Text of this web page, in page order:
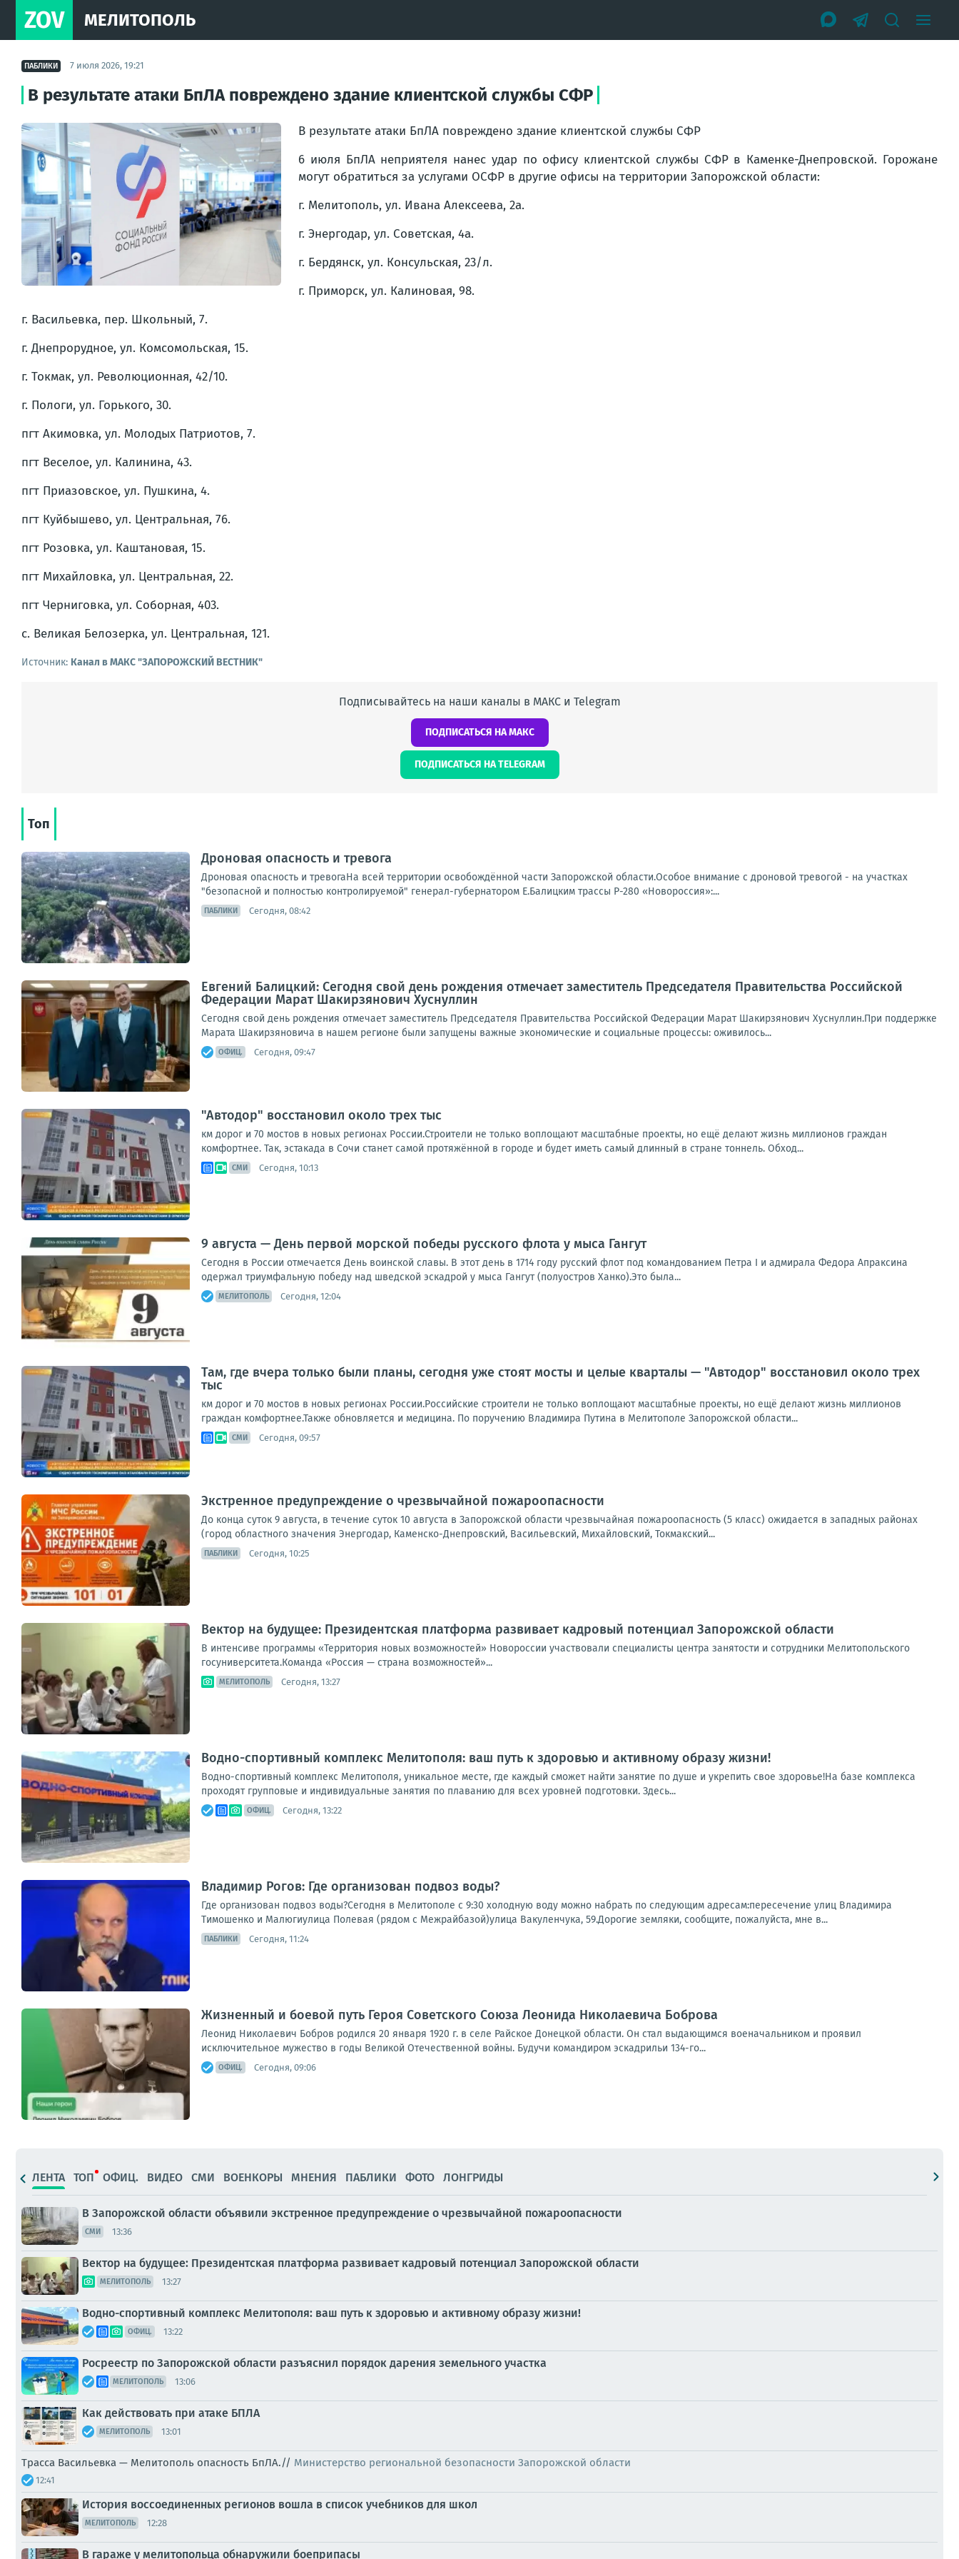
ZOV МЕЛИТОПОЛЬ
ПАБЛИКИ 7 июля 2026, 19:21
В результате атаки БпЛА повреждено здание клиентской службы СФР
В результате атаки БпЛА повреждено здание клиентской службы СФР
6 июля БпЛА неприятеля нанес удар по офису клиентской службы СФР в Каменке-Днепровской. Горожане
могут обратиться за услугами ОСФР в другие офисы на территории Запорожской области:
г. Мелитополь, ул. Ивана Алексеева, 2а.
г. Энергодар, ул. Советская, 4а.
г. Бердянск, ул. Консульская, 23/л.
г. Приморск, ул. Калиновая, 98.
г. Васильевка, пер. Школьный, 7.
г. Днепрорудное, ул. Комсомольская, 15.
г. Токмак, ул. Революционная, 42/10.
г. Пологи, ул. Горького, 30.
пгт Акимовка, ул. Молодых Патриотов, 7.
пгт Веселое, ул. Калинина, 43.
пгт Приазовское, ул. Пушкина, 4.
пгт Куйбышево, ул. Центральная, 76.
пгт Розовка, ул. Каштановая, 15.
пгт Михайловка, ул. Центральная, 22.
пгт Черниговка, ул. Соборная, 403.
с. Великая Белозерка, ул. Центральная, 121.
Источник: Канал в МАКС "ЗАПОРОЖСКИЙ ВЕСТНИК"
Подписывайтесь на наши каналы в МАКС и Telegram
ПОДПИСАТЬСЯ НА МАКС
ПОДПИСАТЬСЯ НА TELEGRAM
Топ
Дроновая опасность и тревога
Дроновая опасность и тревогаНа всей территории освобождённой части Запорожской области.Особое внимание с дроновой тревогой - на участках
"безопасной и полностью контролируемой" генерал-губернатором Е.Балицким трассы Р-280 «Новороссия»:...
ПАБЛИКИ Сегодня, 08:42
Евгений Балицкий: Сегодня свой день рождения отмечает заместитель Председателя Правительства Российской
Федерации Марат Шакирзянович Хуснуллин
Сегодня свой день рождения отмечает заместитель Председателя Правительства Российской Федерации Марат Шакирзянович Хуснуллин.При поддержке
Марата Шакирзяновича в нашем регионе были запущены важные экономические и социальные процессы: оживилось...
ОФИЦ. Сегодня, 09:47
"Автодор" восстановил около трех тыс
км дорог и 70 мостов в новых регионах России.Строители не только воплощают масштабные проекты, но ещё делают жизнь миллионов граждан
комфортнее. Так, эстакада в Сочи станет самой протяжённой в городе и будет иметь самый длинный в стране тоннель. Обход...
СМИ Сегодня, 10:13
9 августа — День первой морской победы русского флота у мыса Гангут
Сегодня в России отмечается День воинской славы. В этот день в 1714 году русский флот под командованием Петра I и адмирала Федора Апраксина
одержал триумфальную победу над шведской эскадрой у мыса Гангут (полуостров Ханко).Это была...
МЕЛИТОПОЛЬ Сегодня, 12:04
Там, где вчера только были планы, сегодня уже стоят мосты и целые кварталы — "Автодор" восстановил около трех
тыс
км дорог и 70 мостов в новых регионах России.Российские строители не только воплощают масштабные проекты, но ещё делают жизнь миллионов
граждан комфортнее.Также обновляется и медицина. По поручению Владимира Путина в Мелитополе Запорожской области...
СМИ Сегодня, 09:57
Экстренное предупреждение о чрезвычайной пожароопасности
До конца суток 9 августа, в течение суток 10 августа в Запорожской области чрезвычайная пожароопасность (5 класс) ожидается в западных районах
(город областного значения Энергодар, Каменско-Днепровский, Васильевский, Михайловский, Токмакский...
ПАБЛИКИ Сегодня, 10:25
Вектор на будущее: Президентская платформа развивает кадровый потенциал Запорожской области
В интенсиве программы «Территория новых возможностей» Новороссии участвовали специалисты центра занятости и сотрудники Мелитопольского
госуниверситета.Команда «Россия — страна возможностей»...
МЕЛИТОПОЛЬ Сегодня, 13:27
Водно-спортивный комплекс Мелитополя: ваш путь к здоровью и активному образу жизни!
Водно-спортивный комплекс Мелитополя, уникальное месте, где каждый сможет найти занятие по душе и укрепить свое здоровье!На базе комплекса
проходят групповые и индивидуальные занятия по плаванию для всех уровней подготовки. Здесь...
ОФИЦ. Сегодня, 13:22
Владимир Рогов: Где организован подвоз воды?
Где организован подвоз воды?Сегодня в Мелитополе с 9:30 холодную воду можно набрать по следующим адресам:пересечение улиц Владимира
Тимошенко и Малюгиулица Полевая (рядом с Межрайбазой)улица Вакуленчука, 59.Дорогие земляки, сообщите, пожалуйста, мне в...
ПАБЛИКИ Сегодня, 11:24
Жизненный и боевой путь Героя Советского Союза Леонида Николаевича Боброва
Леонид Николаевич Бобров родился 20 января 1920 г. в селе Райское Донецкой области. Он стал выдающимся военачальником и проявил
исключительное мужество в годы Великой Отечественной войны. Будучи командиром эскадрильи 134-го...
ОФИЦ. Сегодня, 09:06
ЛЕНТА ТОП ОФИЦ. ВИДЕО СМИ ВОЕНКОРЫ МНЕНИЯ ПАБЛИКИ ФОТО ЛОНГРИДЫ
В Запорожской области объявили экстренное предупреждение о чрезвычайной пожароопасности
СМИ 13:36
Вектор на будущее: Президентская платформа развивает кадровый потенциал Запорожской области
МЕЛИТОПОЛЬ 13:27
Водно-спортивный комплекс Мелитополя: ваш путь к здоровью и активному образу жизни!
ОФИЦ. 13:22
Росреестр по Запорожской области разъяснил порядок дарения земельного участка
МЕЛИТОПОЛЬ 13:06
Как действовать при атаке БПЛА
МЕЛИТОПОЛЬ 13:01
Трасса Васильевка — Мелитополь опасность БпЛА.// Министерство региональной безопасности Запорожской области
12:41
История воссоединенных регионов вошла в список учебников для школ
МЕЛИТОПОЛЬ 12:28
В гараже у мелитопольца обнаружили боеприпасы